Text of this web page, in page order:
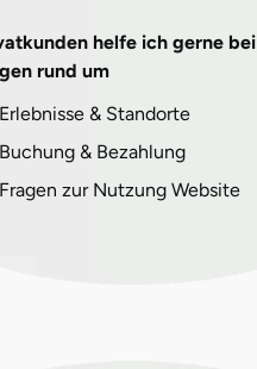
helfe ich gerne bei
rund um
Erlebnisse & Standorte
Buchung & Bezahlung
Fragen zur Nutzung Website